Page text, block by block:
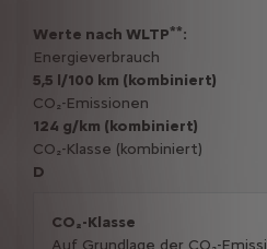
Werte nach WLTP**:
Energieverbrauch
5,5 l/100 km (kombiniert)
CO₂-Emissionen
124 g/km (kombiniert)
CO₂-Klasse (kombiniert)
D
CO₂-Klasse